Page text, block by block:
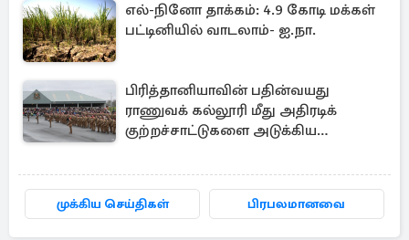
எல்-நினோ தாக்கம்: 4.9 கோடி மக்கள்
பட்டினியில் வாடலாம்- ஐ.நா.
பிரித்தானியாவின் பதின்வயது
ராணுவக் கல்லூரி மீது அதிரடிக்
குற்றச்சாட்டுகளை அடுக்கிய
முக்கிய செய்திகள் பிரபலமானவை